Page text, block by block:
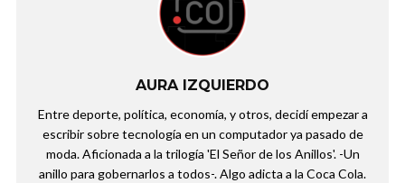
AURA IZQUIERDO
Entre deporte, política, economía, y otros, decidí empezar a
escribir sobre tecnología en un computador ya pasado de
moda. Aficionada a la trilogía 'El Señor de los Anillos'. -Un
anillo para gobernarlos a todos-. Algo adicta a la Coca Cola.